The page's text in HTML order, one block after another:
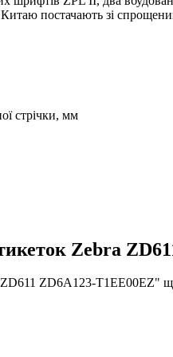
Китаю постачають зі
стрічки, мм
Zebra
ZD6A123-T1EE00EZ"